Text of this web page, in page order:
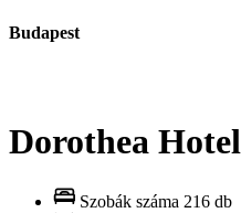
Budapest
Dorothea Hotel
Szobák száma 216 db